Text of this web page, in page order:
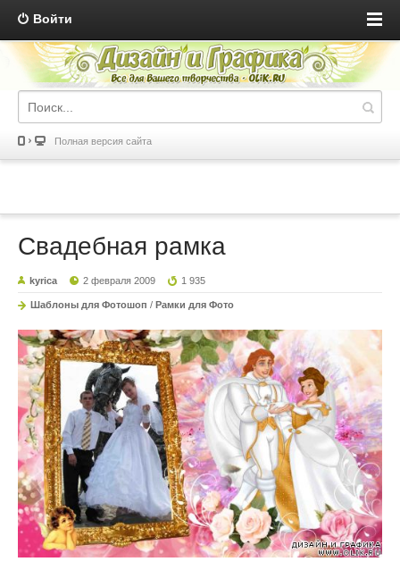
Войти
Полная версия сайта
Свадебная рамка
kyrica 2 февраля 2009 1 935
Шаблоны для Фотошоп / Рамки для Фото